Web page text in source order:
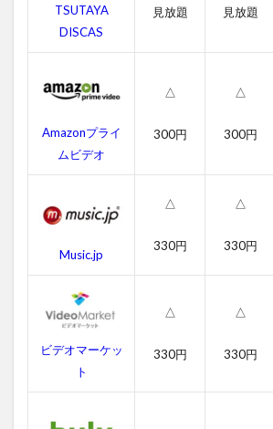
ー5
最
マ
一
2.1
ロッ
TSUTAYA
DISCAS
見放題 見放題
Amazonプライ
ムビデオ
△
300円
△
300円
Music.jp
△
330円
△
330円
ビデオマーケッ
ト
△
330円
△
330円